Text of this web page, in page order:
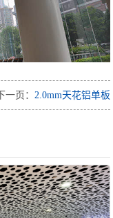
下一页： 2.0mm天花铝单板